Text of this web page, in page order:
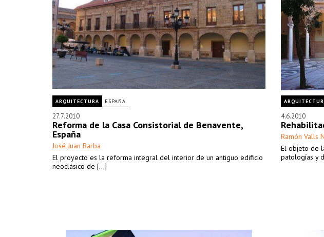
ARQUITECTURA ESPAÑA
27.7.2010
Reforma de la Casa Consistorial de Benavente,
España
José Juan Barba
El proyecto es la reforma integral del interior de un antiguo edificio
neoclásico de [...]
4.6.2010
Ramón Valls
El objeto de
patologías y